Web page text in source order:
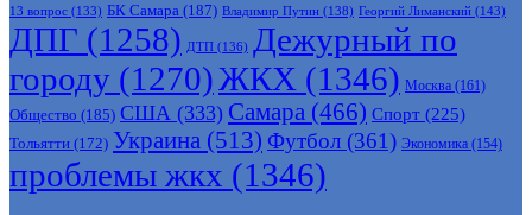
13 вопрос (133) БК Самара (187) Владимир Путин (138) Георгий Лиманский (143)
ДПГ (1258) ДТП (136) Дежурный по
городу (1270)ЖКХ (1346) Москва (161)
Общество (185) США (333) Самара (466) Спорт (225)
Тольятти (172) Украина (513) Футбол (361) Экономика (154)
проблемы жкх (1346)